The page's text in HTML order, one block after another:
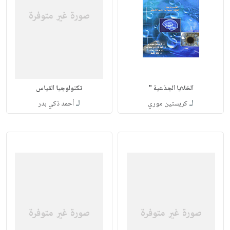
الخلايا الجذعية "
لـكريستين موري
تكنولوجيا القياس
لـأحمد ذكي بدر